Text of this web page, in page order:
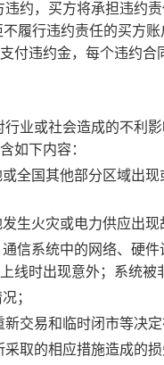
约，买方将承担违约
不履行违约责任的买方
付违约金，每个违约
业或社会造成的不利
如下内容：
全国其他部分区域出
生火灾或电力供应出
信系统中的网络、硬
线时出现意外；系统
；
交易和临时闭市等决
取的相应措施造成的